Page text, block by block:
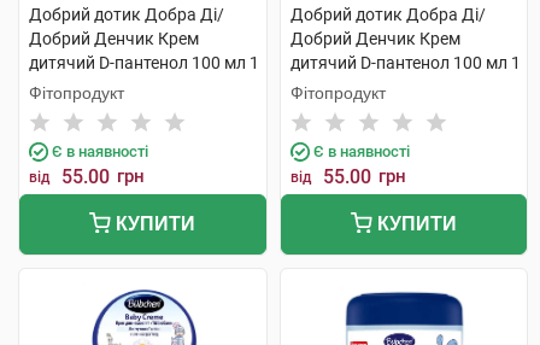
Добрий дотик Добра Ді/
Добрий Денчик Крем
дитячий D-пантенол 100 мл 1
туба
Фітопродукт
Є в наявності
від 55.00 грн
КУПИТИ
Добрий дотик Добра Ді/
Добрий Денчик Крем
дитячий D-пантенол 100 мл 1
туба
Фітопродукт
Є в наявності
від 55.00 грн
КУПИТИ